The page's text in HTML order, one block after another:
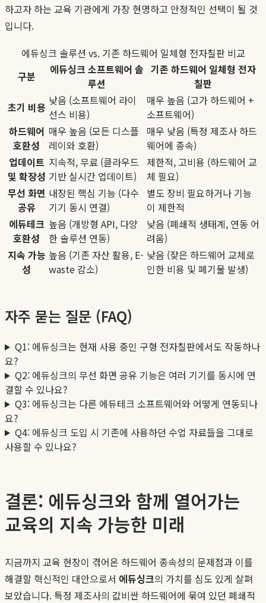
하고자 하는 교육 기관에게 가장 현명하고 안정적인 선택이 될 것
입니다.
에듀싱크 솔루션 vs. 기존 하드웨어 일체형 전자칠판 비교
구분
에듀싱크 소프트웨어 솔
루션
기존 하드웨어 일체형 전자
칠판
초기 비용 낮음 (소프트웨어 라이
선스 비용)
매우 높음 (고가 하드웨어 +
소프트웨어)
하드웨어
호환성
매우 높음 (모든 디스플
레이와 호환)
매우 낮음 (특정 제조사 하드
웨어에 종속)
업데이트
및 확장성
지속적, 무료 (클라우드
기반 실시간 업데이트)
제한적, 고비용 (하드웨어 교
체 필요)
무선 화면
공유
내장된 핵심 기능 (다수
기기 동시 연결)
별도 장비 필요하거나 기능
이 제한적
에듀테크
호환성
높음 (개방형 API, 다양
한 솔루션 연동)
낮음 (폐쇄적 생태계, 연동 어
려움)
지속 가능
성
높음 (기존 자산 활용, E-
waste 감소)
낮음 (잦은 하드웨어 교체로
인한 비용 및 폐기물 발생)
자주 묻는 질문 (FAQ)
Q1: 에듀싱크는 현재 사용 중인 구형 전자칠판에서도 작동하나
요?
Q2: 에듀싱크의 무선 화면 공유 기능은 여러 기기를 동시에 연
결할 수 있나요?
Q3: 에듀싱크는 다른 에듀테크 소프트웨어와 어떻게 연동되나
요?
Q4: 에듀싱크 도입 시 기존에 사용하던 수업 자료들을 그대로
사용할 수 있나요?
결론: 에듀싱크와 함께 열어가는
교육의 지속 가능한 미래
지금까지 교육 현장이 겪어온 하드웨어 종속성의 문제점과 이를
해결할 혁신적인 대안으로서 에듀싱크의 가치를 심도 있게 살펴
보았습니다. 특정 제조사의 값비싼 하드웨어에 묶여 있던 폐쇄적